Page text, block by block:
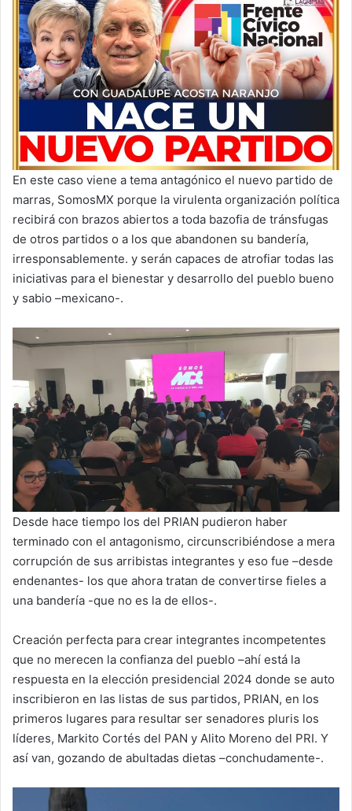
En este caso viene a tema antagónico el nuevo partido de
marras, SomosMX porque la virulenta organización política
recibirá con brazos abiertos a toda bazofia de tránsfugas
de otros partidos o a los que abandonen su bandería,
irresponsablemente. y serán capaces de atrofiar todas las
iniciativas para el bienestar y desarrollo del pueblo bueno
y sabio –mexicano-.
Desde hace tiempo los del PRIAN pudieron haber
terminado con el antagonismo, circunscribiéndose a mera
corrupción de sus arribistas integrantes y eso fue –desde
endenantes- los que ahora tratan de convertirse fieles a
una bandería -que no es la de ellos-.
Creación perfecta para crear integrantes incompetentes
que no merecen la confianza del pueblo –ahí está la
respuesta en la elección presidencial 2024 donde se auto
inscribieron en las listas de sus partidos, PRIAN, en los
primeros lugares para resultar ser senadores pluris los
líderes, Markito Cortés del PAN y Alito Moreno del PRI. Y
así van, gozando de abultadas dietas –conchudamente-.